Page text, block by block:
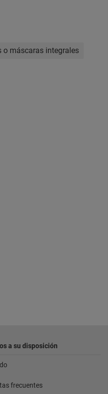
o máscaras integrales
a su disposición
frecuentes